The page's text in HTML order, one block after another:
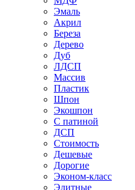
Эмаль
Акрил
Береза
Дерево
Дуб
ЛДСП
Массив
Пластик
Шпон
Экошпон
С патиной
ДСП
Стоимость
Дешевые
Дорогие
Эконом-класс
Элитные